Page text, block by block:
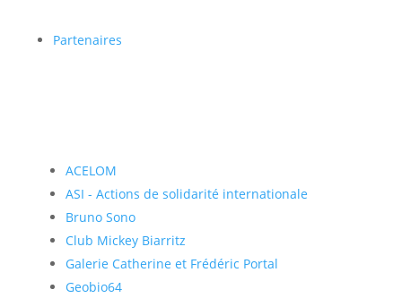
Partenaires
ACELOM
ASI - Actions de solidarité internationale
Bruno Sono
Club Mickey Biarritz
Galerie Catherine et Frédéric Portal
Geobio64